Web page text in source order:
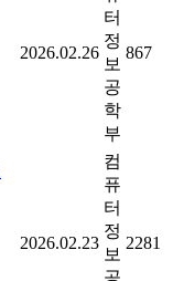
2026.02.26
터
정
보
공
학
부
867
2026.02.23
컴
퓨
터
정
보
공
2281